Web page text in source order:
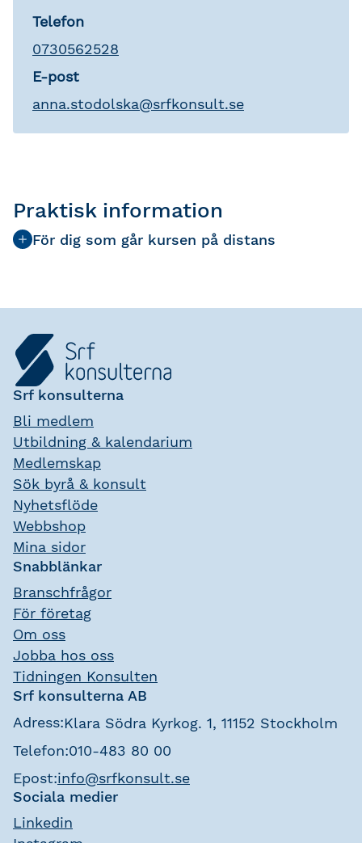
Telefon
0730562528
E-post
anna.stodolska@srfkonsult.se
Praktisk information
För dig som går kursen på distans
Srf konsulterna
Bli medlem
Utbildning & kalendarium
Medlemskap
Sök byrå & konsult
Nyhetsflöde
Webbshop
Mina sidor
Snabblänkar
Branschfrågor
För företag
Om oss
Jobba hos oss
Tidningen Konsulten
Srf konsulterna AB
Adress:Klara Södra Kyrkog. 1, 11152 Stockholm
Telefon:010-483 80 00
Epost:info@srfkonsult.se
Sociala medier
Linkedin